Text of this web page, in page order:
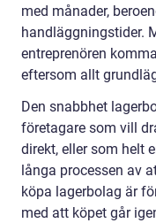
med månader,
handläggningstider.
entreprenören
eftersom allt
Den snabbhet
företagare som vill
direkt, eller som helt
långa processen av
köpa lagerbolag är
med att köpet går